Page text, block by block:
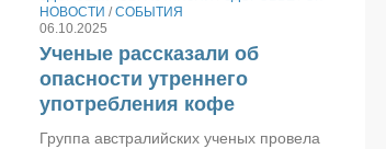
НОВОСТИ /СОБЫТИЯ
06.10.2025
Ученые рассказали об
опасности утреннего
употребления кофе
Группа австралийских ученых провела